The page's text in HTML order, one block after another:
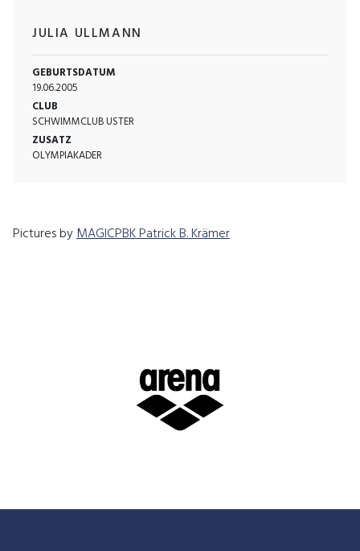
JULIA ULLMANN
GEBURTSDATUM
19.06.2005
CLUB
SCHWIMMCLUB USTER
ZUSATZ
OLYMPIAKADER
Pictures byMAGICPBK Patrick B. Krämer